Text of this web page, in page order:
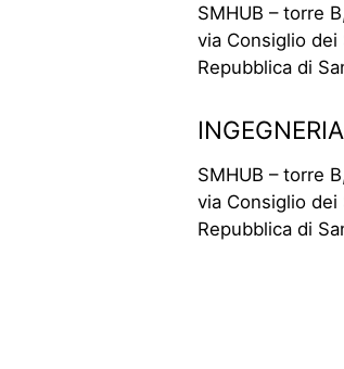
SMHUB – torre
via Consiglio dei
Repubblica di
SMHUB – torre
via Consiglio dei
Repubblica di